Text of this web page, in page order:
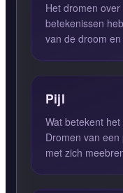
Het dromen
betekenissen
van de droom
Pijl
Wat betekent
Dromen van
met zich